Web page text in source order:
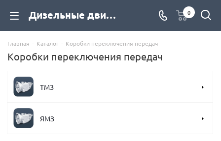
Дизельные двигатели Коробки переключения передач купить со склада с доставкой по цене от официального дилера - компания Дизель Экспорт 0
Главная - Каталог - Коробки переключения передач
Коробки переключения передач
ТМЗ
ЯМЗ